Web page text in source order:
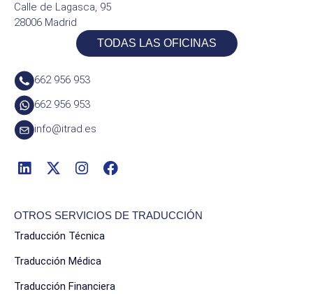
Calle de Lagasca, 95
28006 Madrid
TODAS LAS OFICINAS
662 956 953
662 956 953
info@itrad.es
OTROS SERVICIOS DE TRADUCCIÓN
Traducción Técnica
Traducción Médica
Traducción Financiera